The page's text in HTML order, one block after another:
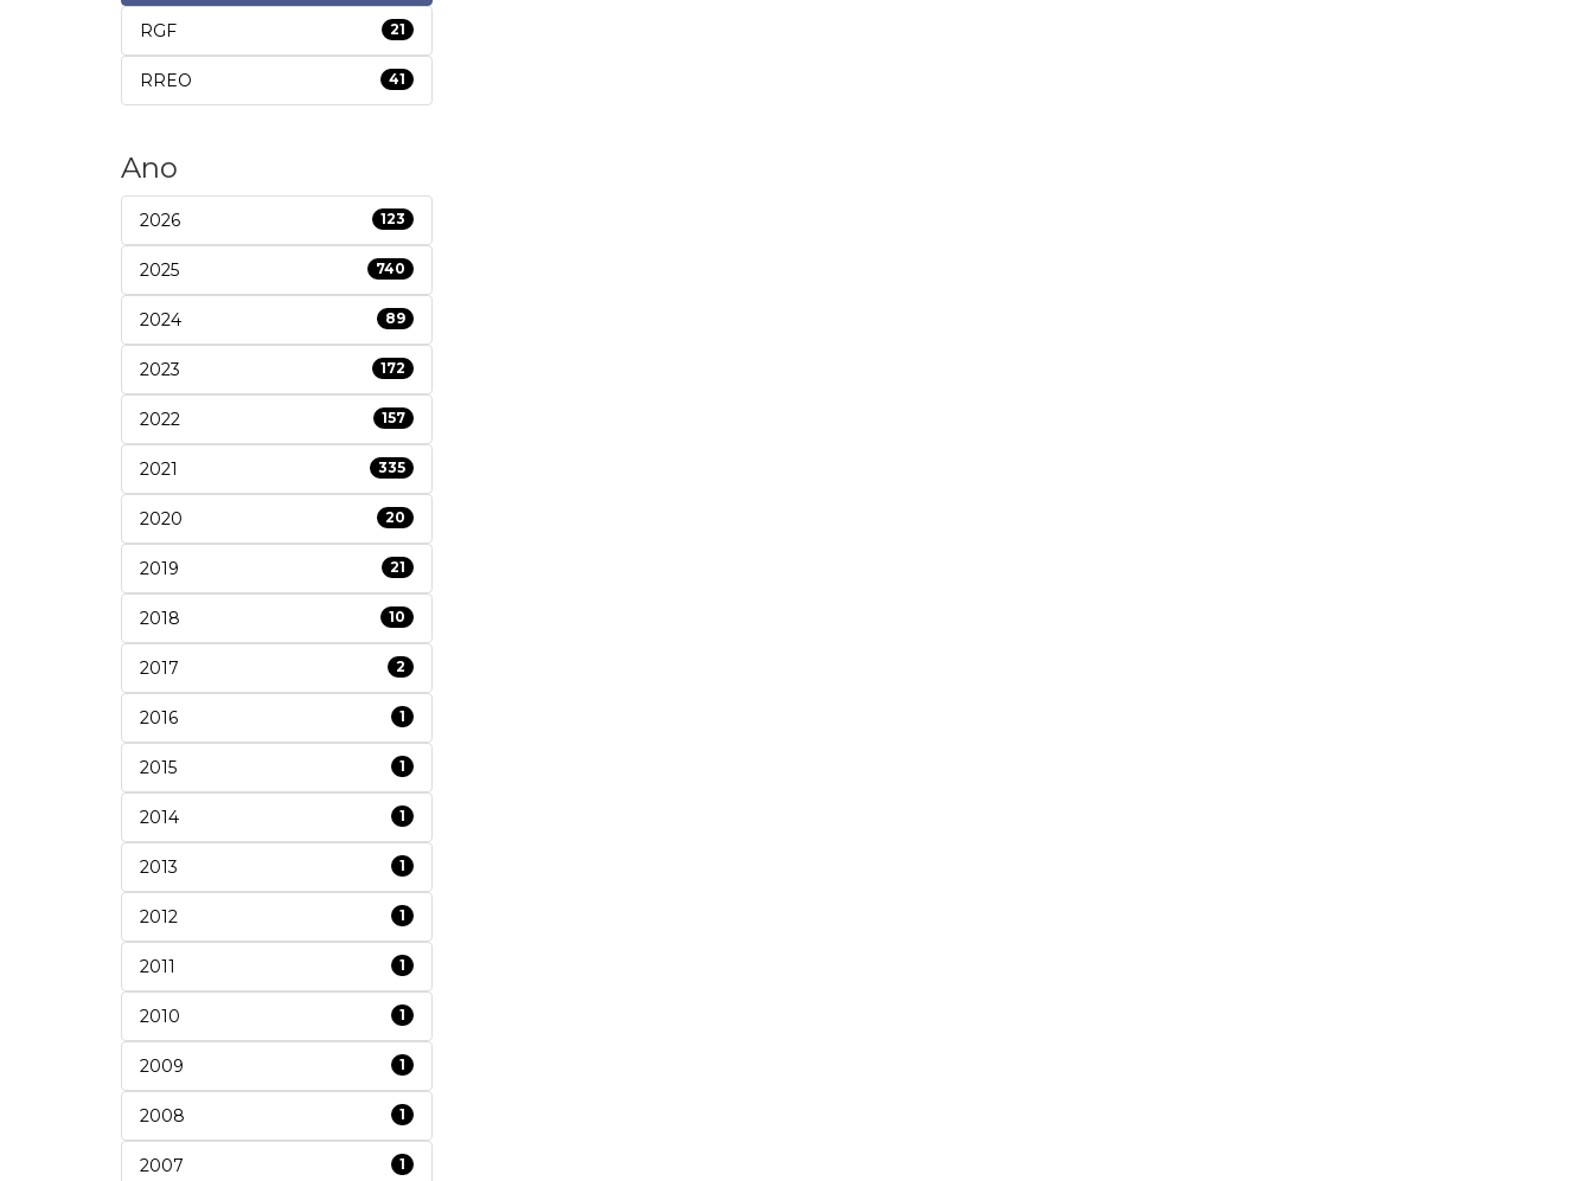
RGF 21
RREO 41
Ano
2026 123
2025 740
2024 89
2023 172
2022 157
2021 335
2020 20
2019 21
2018 10
2017 2
2016 1
2015 1
2014 1
2013 1
2012 1
2011 1
2010 1
2009 1
2008 1
2007 1